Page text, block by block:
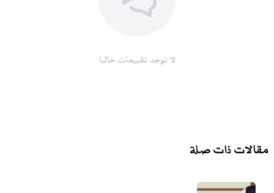
لا توجد تقييمات حاليا
مقالات ذات صلة